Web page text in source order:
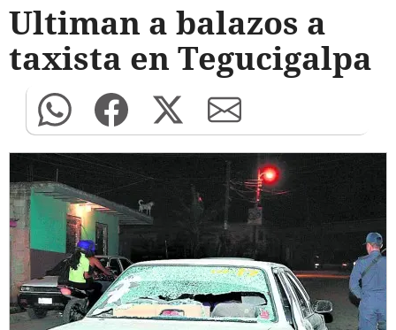
Ultiman a balazos a
taxista en Tegucigalpa